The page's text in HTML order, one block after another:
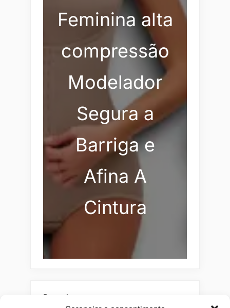
Feminina alta
compressão
Modelador
Segura a
Barriga e
Afina A
Cintura
Pesquisar